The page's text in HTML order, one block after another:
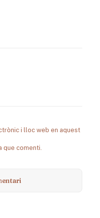
i lloc web en aquest
que comenti.